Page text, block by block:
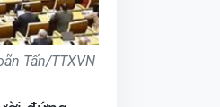
Tấn/TTXVN